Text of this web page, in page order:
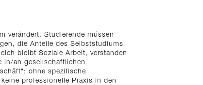
verändert. Studierende müssen
die Anteile des Selbststudiums
bleibt Soziale Arbeit, verstanden
in/an gesellschaftlichen
ohne spezifische
professionelle Praxis in den